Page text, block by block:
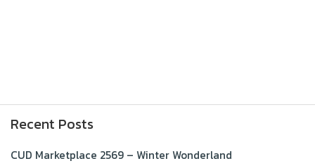
Recent Posts
CUD Marketplace 2569 – Winter Wonderland